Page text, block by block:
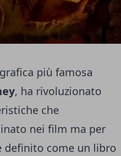
più famosa
, ha rivoluzionato
che
nei film ma per
definito come un libro